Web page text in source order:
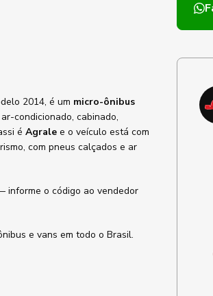
2014, é um micro-ônibus
condicionado, cabinado,
é Agrale e o veículo está com
com pneus calçados e ar
informe o código ao vendedor
e vans em todo o Brasil.